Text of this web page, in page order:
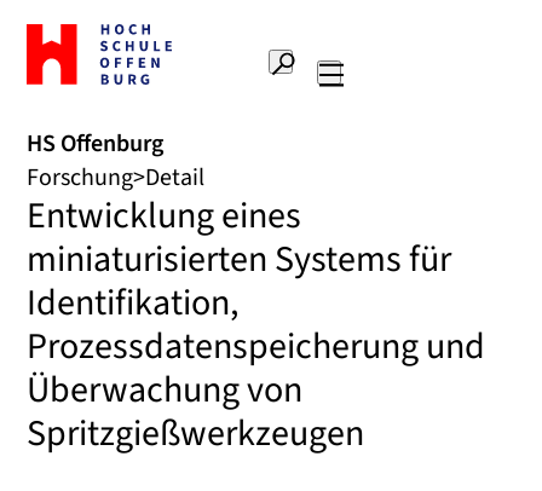
Zur
Startseite
Hochschule
Suche
HS Offenburg
Forschung Detail
Entwicklung eines
miniaturisierten Systems für
Identifikation,
Prozessdatenspeicherung und
Überwachung von
Spritzgießwerkzeugen